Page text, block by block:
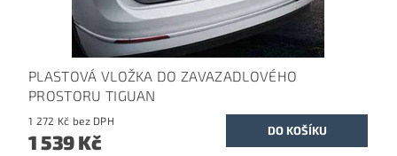
PLASTOVÁ VLOŽKA DO ZAVAZADLOVÉHO
PROSTORU TIGUAN
1 272 Kč bez DPH
1 539 Kč